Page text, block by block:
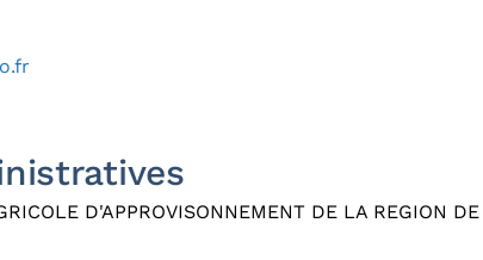
D'APPROVISONNEMENT DE LA REGION DE